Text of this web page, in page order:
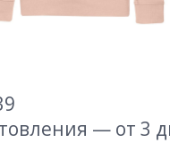
— от 3